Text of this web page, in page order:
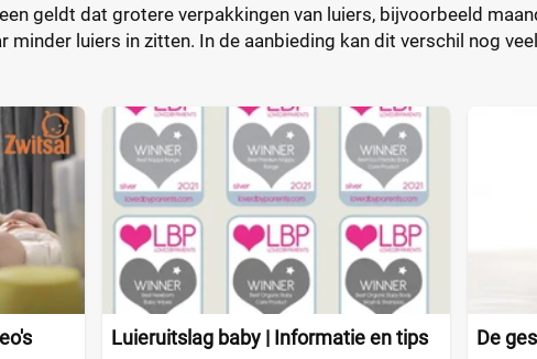
geldt dat grotere verpakkingen van luiers, bijvoorbeeld
minder luiers in zitten. In de aanbieding kan dit verschil nog
Luieruitslag baby | Informatie en tips De